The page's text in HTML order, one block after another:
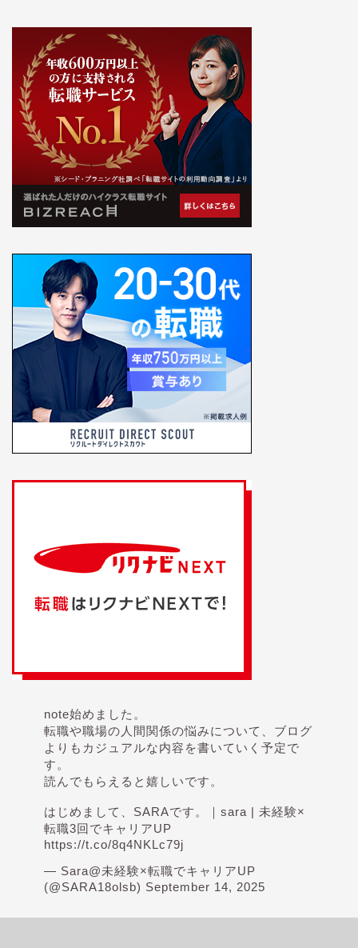
note始めました。
転職や職場の人間関係の悩みについて、ブログ
よりもカジュアルな内容を書いていく予定で
す。
読んでもらえると嬉しいです。
はじめまして、SARAです。｜sara | 未経験×
転職3回でキャリアUP
https://t.co/8q4NKLc79j
— Sara@未経験×転職でキャリアUP
(@SARA18olsb) September 14, 2025